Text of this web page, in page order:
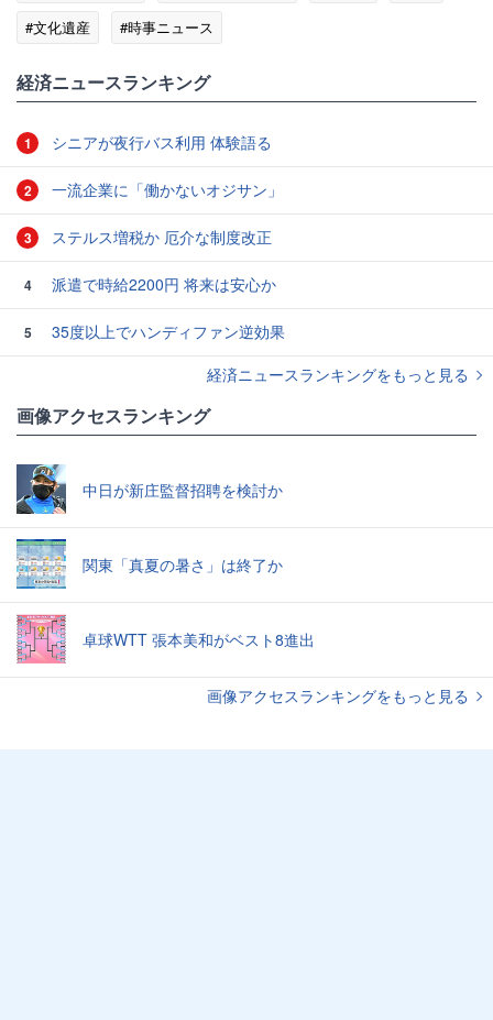
#文化遺産
#時事ニュース
経済ニュースランキング
1 シニアが夜行バス利用 体験語る
2 一流企業に「働かないオジサン」
3 ステルス増税か 厄介な制度改正
4 派遣で時給2200円 将来は安心か
5
35度以上でハンディファン逆効果
経済ニュースランキングをもっと見る
画像アクセスランキング
中日が新庄監督招聘を検討か
関東「真夏の暑さ」は終了か
卓球WTT 張本美和がベスト8進出
画像アクセスランキングをもっと見る